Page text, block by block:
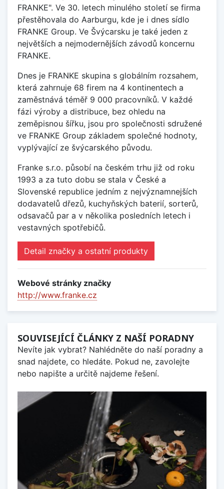
FRANKE". Ve 30. letech minulého století se firma
přestěhovala do Aarburgu, kde je i dnes sídlo
FRANKE Group. Ve Švýcarsku je také jeden z
největších a nejmodernějších závodů koncernu
FRANKE.
Dnes je FRANKE skupina s globálním rozsahem,
která zahrnuje 68 firem na 4 kontinentech a
zaměstnává téměř 9 000 pracovníků. V každé
fázi výroby a distribuce, bez ohledu na
zeměpisnou šířku, jsou pro společnosti sdružené
ve FRANKE Group základem společné hodnoty,
vyplývající ze švýcarského původu.
Franke s.r.o. působí na českém trhu již od roku
1993 a za tuto dobu se stala v České a
Slovenské republice jedním z nejvýznamnejších
dodavatelů dřezů, kuchyňských baterií, sorterů,
odsavačů par a v několika posledních letech i
vestavných spotřebičů.
Detail značky a ostatní produkty
Webové stránky značky
http://www.franke.cz
SOUVISEJÍCÍ ČLÁNKY Z NAŠÍ PORADNY
Nevíte jak vybrat? Nahlédněte do naší poradny a
snad najdete, co hledáte. Pokud ne, zavolejte
nebo napište a určitě najdeme řešení.